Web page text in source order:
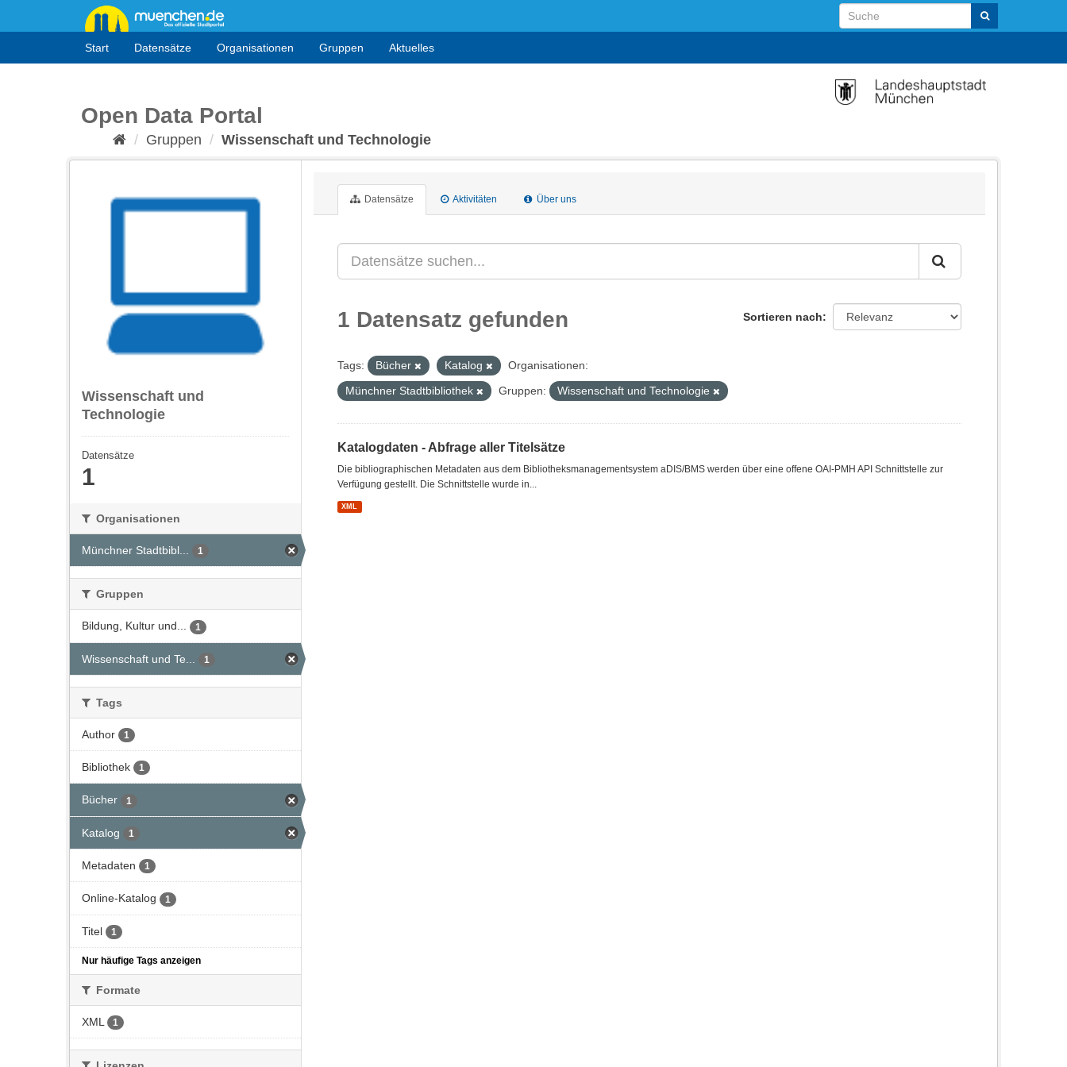
Start Datensätze Organisationen Gruppen Aktuelles
Open Data Portal
Gruppen Wissenschaft und Technologie
Wissenschaft und
Technologie
Datensätze
1
Organisationen
Münchner Stadtbibl... 1
Gruppen
Bildung, Kultur und... 1
Wissenschaft und Te... 1
Tags
Author 1
Bibliothek 1
Bücher 1
Katalog 1
Metadaten 1
Online-Katalog 1
Titel 1
Nur häufige Tags anzeigen
Formate
XML 1
Datensätze Aktivitäten Über uns
Sortieren nach
1 Datensatz gefunden
Tags: Bücher Katalog
Organisationen:
Münchner Stadtbibliothek
Gruppen: Wissenschaft und Technologie
Katalogdaten - Abfrage aller Titelsätze
Die bibliographischen Metadaten aus dem Bibliotheksmanagementsystem aDIS/BMS werden über eine offene OAI-PMH API Schnittstelle zur
Verfügung gestellt. Die Schnittstelle wurde in...
XML